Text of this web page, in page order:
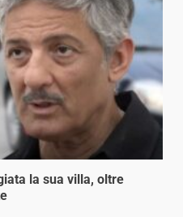
la sua villa, oltre